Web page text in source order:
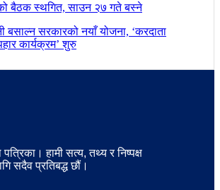
बैठक स्थगित, साउन २७ गते बस्ने
बसाल्न सरकारको नयाँ योजना, ‘करदाता
कार्यक्रम’ शुरु
हामी सत्य, तथ्य र निष्पक्ष
सदैव प्रतिबद्ध छौं।